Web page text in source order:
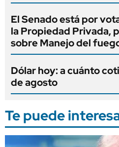
El Senado está por
la Propiedad Privada,
sobre Manejo del
Dólar hoy: a cuánto
de agosto
Te puede